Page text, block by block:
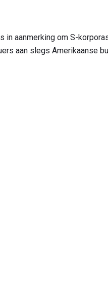
aanmerking om S-
aan slegs Amerikaanse